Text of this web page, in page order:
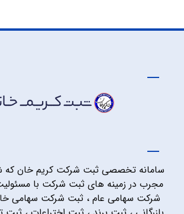
سامانه تخصصی ثبت شرکت کریم خان که
مجرب در زمینه های ثبت شرکت با
شرکت سهامی عام ، ثبت شرکت سهامی